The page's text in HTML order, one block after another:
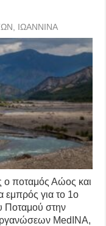
, ΙΩΑΝΝΙΝΑ
ο ποταμός Αώος και
εμπρός για το 1ο
Ποταμού στην
MedINA,